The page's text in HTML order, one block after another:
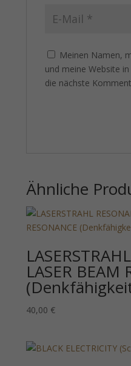
Meinen Namen,
und meine Website
die nächste
Ähnliche
LASER BEAM
40,00 €